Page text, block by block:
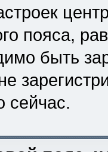
пояса,
быть
сейчас.